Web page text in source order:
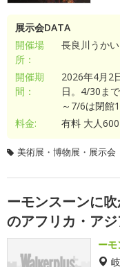
展示会DATA
開催場
所：
長良川うか
開催期
間：
2026年4月2
日。4/30ま
～7/6は閉館
料金:
有料 大人
美術展・博物展・展示会
ーモンスーンに
のアフリカ・ア
ー